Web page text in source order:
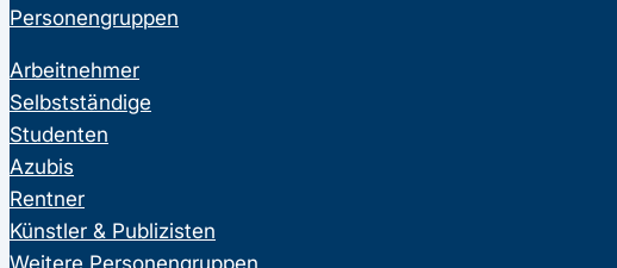
Personengruppen
Arbeitnehmer
Selbstständige
Studenten
Azubis
Rentner
Künstler & Publizisten
Weitere Personengruppen